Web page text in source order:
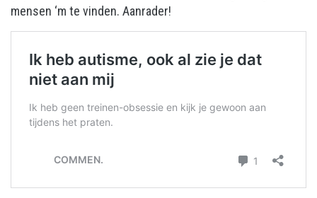
mensen ‘m te vinden. Aanrader!